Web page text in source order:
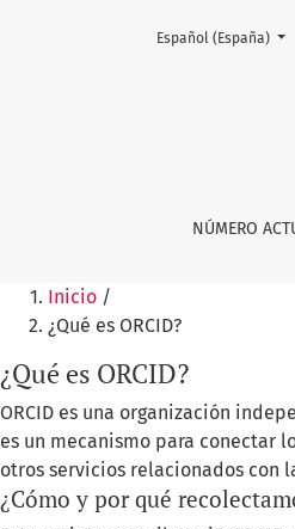
NÚMERO
Cambiar el idioma. El
Español (España)
Inicio /
¿Qué es ORCID?
¿Qué es ORCID?
ORCID es una organización
es un mecanismo para conectar
otros servicios relacionados con
¿Cómo y por qué